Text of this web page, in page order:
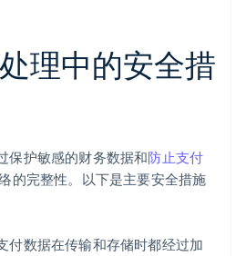
理中的安全措
保护敏感的财务数据和防止支付
的完整性。以下是主要安全措施
付数据在传输和存储时都经过加